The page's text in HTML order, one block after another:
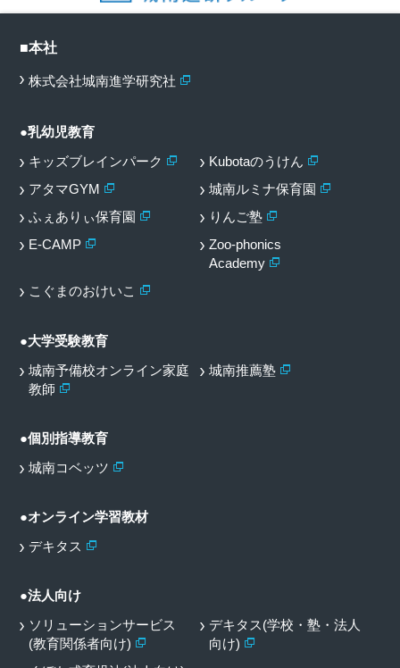
■本社
株式会社城南進学研究社
●乳幼児教育
キッズブレインパーク
Kubotaのうけん
アタマGYM
城南ルミナ保育園
ふぇありぃ保育園
りんご塾
E-CAMP
Zoo-phonics
Academy
こぐまのおけいこ
●大学受験教育
城南予備校オンライン家庭
教師
城南推薦塾
●個別指導教育
城南コベッツ
●オンライン学習教材
デキタス
●法人向け
ソリューションサービス
(教育関係者向け)
デキタス(学校・塾・法人
向け)